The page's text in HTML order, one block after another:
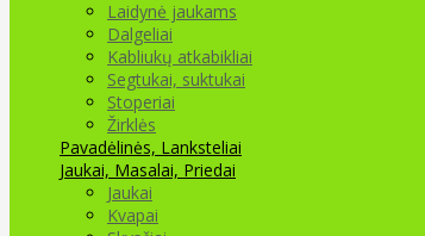
Laidynė jaukams
Dalgeliai
Kabliukų atkabikliai
Segtukai, suktukai
Stoperiai
Žirklės
Pavadėlinės, Lanksteliai
Jaukai, Masalai, Priedai
Jaukai
Kvapai